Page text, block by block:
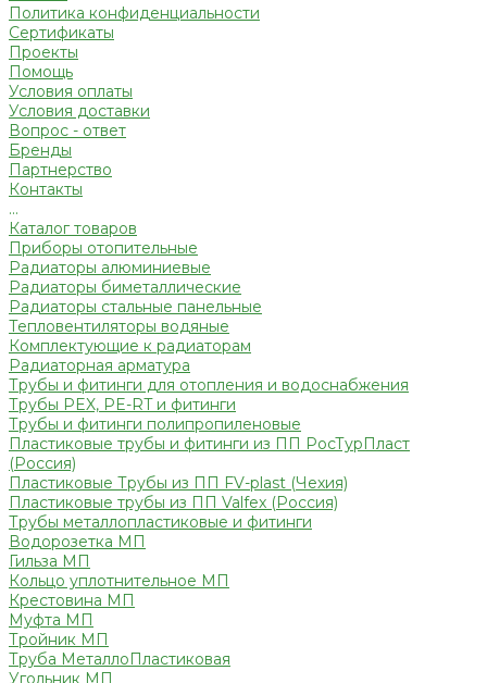
Политика конфиденциальности
Сертификаты
Проекты
Помощь
Условия оплаты
Условия доставки
Вопрос - ответ
Бренды
Партнерство
Контакты
...
Каталог товаров
Приборы отопительные
Радиаторы алюминиевые
Радиаторы биметаллические
Радиаторы стальные панельные
Тепловентиляторы водяные
Комплектующие к радиаторам
Радиаторная арматура
Трубы и фитинги для отопления и водоснабжения
Трубы PEX, PE-RT и фитинги
Трубы и фитинги полипропиленовые
Пластиковые трубы и фитинги из ПП РосТурПласт
(Россия)
Пластиковые Трубы из ПП FV-plast (Чехия)
Пластиковые трубы из ПП Valfex (Россия)
Трубы металлопластиковые и фитинги
Водорозетка МП
Гильза МП
Кольцо уплотнительное МП
Крестовина МП
Муфта МП
Тройник МП
Труба МеталлоПластиковая
Угольник МП